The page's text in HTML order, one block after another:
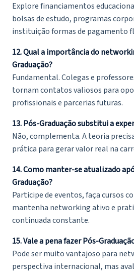
Explore financiamentos
bolsas de estudo, programas
instituição formas de pagamento
12. Qual a importância do
Graduação?
Fundamental. Colegas e
tornam contatos valiosos para
profissionais e parcerias futuras.
13. Pós-Graduação substitui a
Não, complementa. A teoria
prática para gerar valor real na
14. Como manter-se atualizado
Graduação?
Participe de eventos, faça cursos
mantenha networking ativo e
continuada constante.
15. Vale a pena fazer Pós-
Pode ser muito vantajoso para
perspectiva internacional, mas